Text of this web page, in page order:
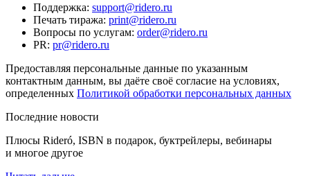
Поддержка: support@ridero.ru
Печать тиража: print@ridero.ru
Вопросы по услугам: order@ridero.ru
PR: pr@ridero.ru
Предоставляя персональные данные по указанным
контактным данным, вы даёте своё согласие на условиях,
определенных Политикой обработки персональных данных
Последние новости
Плюсы Rideró, ISBN в подарок, буктрейлеры, вебинары
и многое другое